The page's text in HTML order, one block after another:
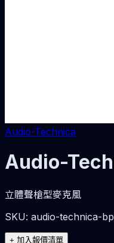
Audio-Technica
Audio-
立體聲槍型麥克風
SKU: audio-technica-
+ 加入報價清單